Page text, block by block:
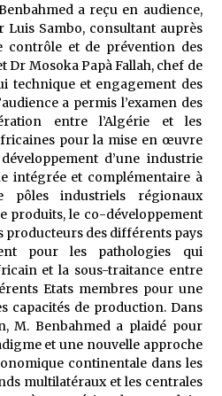
Quand la tête est vide
D’où viennent les contes et à
a reçu en audience,
Luis Sambo, consultant auprès
contrôle et de prévention des
Dr Mosoka Papà Fallah, chef de
technique et engagement des
a permis l’examen des
entre l’Algérie et les
pour la mise en œuvre
d’une industrie
intégrée et complémentaire à
industriels régionaux
produits, le co-développement
producteurs des différents pays
pour les pathologies qui
et la sous-traitance entre
Etats membres pour une
capacités de production. Dans
M. Benbahmed a plaidé pour
et une nouvelle approche
continentale dans les
multilatéraux et les centrales